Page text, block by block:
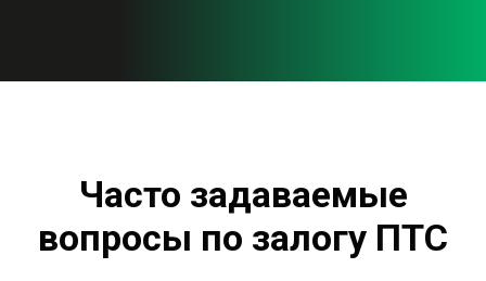
Часто задаваемые
вопросы по залогу ПТС